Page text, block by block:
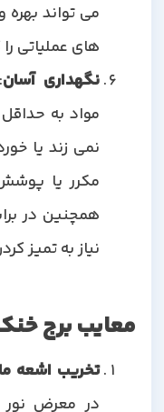
می تواند بهره
های عملیاتی را
نگهداری آسان:
مواد به حداقل
نمی زند یا
مکرر یا پوشش
همچنین در
نیاز به تمیز
معایب برج خنک
تخریب اشعه
در معرض نور